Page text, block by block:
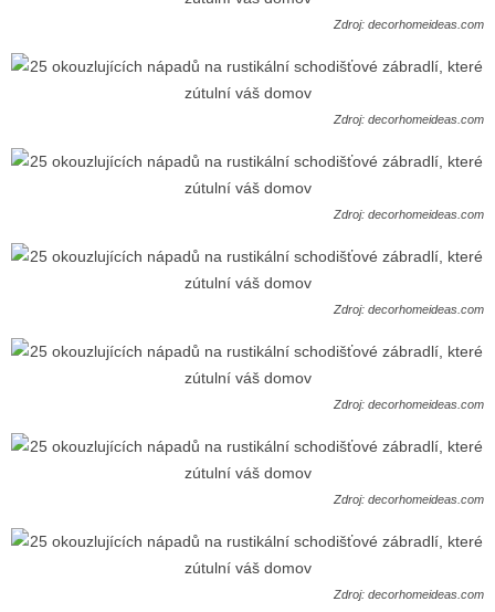
Zdroj: decorhomeideas.com
Zdroj: decorhomeideas.com
Zdroj: decorhomeideas.com
Zdroj: decorhomeideas.com
Zdroj: decorhomeideas.com
Zdroj: decorhomeideas.com
Zdroj: decorhomeideas.com